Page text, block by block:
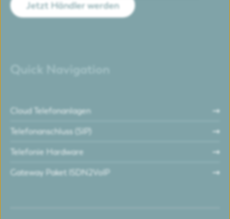
Jetzt Händler werden
Quick Navigation
Cloud Telefonanlagen
Telefonanschluss (SIP)
Telefonie Hardware
Gateway Paket ISDN2VoIP